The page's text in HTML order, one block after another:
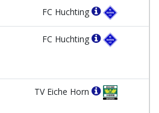
FC Huchting
FC Huchting
TV Eiche Horn